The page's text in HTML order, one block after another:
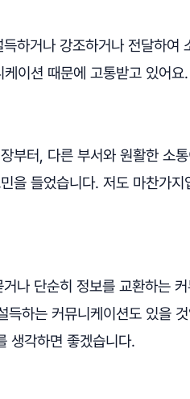
하거나 강조하거나 전달하여
이션 때문에 고통받고 있어요
부터, 다른 부서와 원활한 소
을 들었습니다. 저도 마찬가지
나 단순히 정보를 교환하는
하는 커뮤니케이션도 있을
생각하면 좋겠습니다.